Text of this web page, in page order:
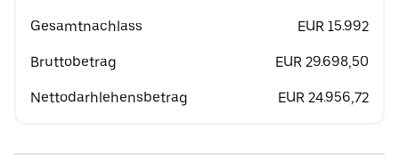
Gesamtnachlass EUR 15.992
Bruttobetrag EUR 29.698,50
Nettodarhlehensbetrag EUR 24.956,72